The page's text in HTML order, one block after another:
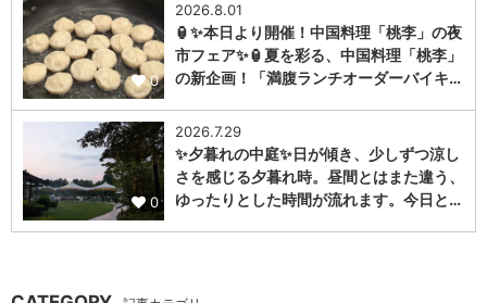
0
2026.8.01
🏮✨本日より開催！中国料理「桃李」の夜
市フェア✨🏮夏を彩る、中国料理「桃李」
の新企画！「満腹ランチオーダーバイキ…
0
2026.7.29
✨夕暮れの中庭✨日が傾き、少しずつ涼し
さを感じる夕暮れ時。昼間とはまた違う、
ゆったりとした時間が流れます。今日と…